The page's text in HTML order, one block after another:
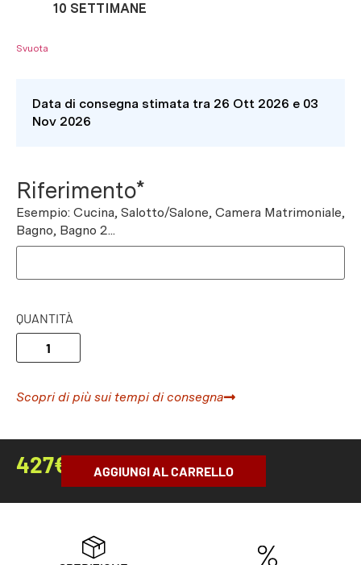
10 SETTIMANE
Svuota
Data di consegna stimata tra 26 Ott 2026 e 03
Nov 2026
Riferimento*
Esempio: Cucina, Salotto/Salone, Camera Matrimoniale,
Bagno, Bagno 2...
QUANTITÀ
Scopri di più sui tempi di consegna
427€ AGGIUNGI AL CARRELLO